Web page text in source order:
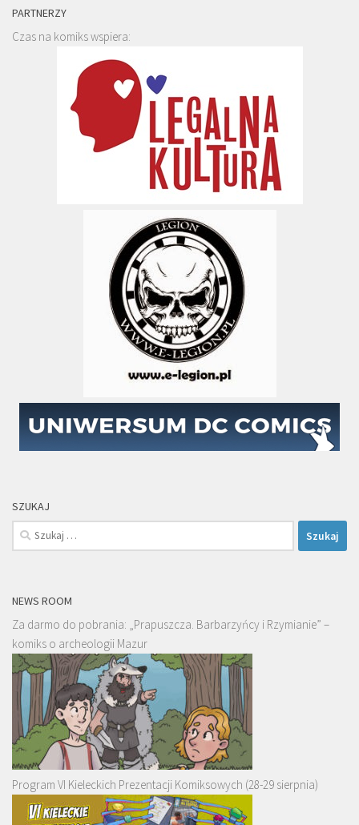
PARTNERZY
Czas na komiks wspiera:
SZUKAJ
Szukaj:
NEWS ROOM
Za darmo do pobrania: „Prapuszcza. Barbarzyńcy i Rzymianie” –
komiks o archeologii Mazur
Program VI Kieleckich Prezentacji Komiksowych (28-29 sierpnia)